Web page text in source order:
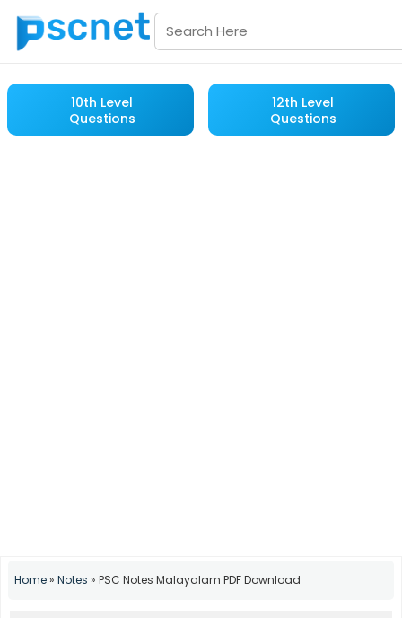
10th Level
Questions
12th Level
Questions
Home» Notes » PSC Notes Malayalam PDF Download